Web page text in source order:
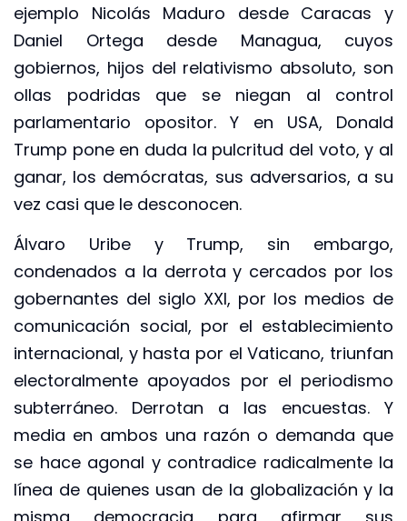
ejemplo Nicolás Maduro desde Caracas y
Daniel Ortega desde Managua, cuyos
gobiernos, hijos del relativismo absoluto, son
ollas podridas que se niegan al control
parlamentario opositor. Y en USA, Donald
Trump pone en duda la pulcritud del voto, y al
ganar, los demócratas, sus adversarios, a su
vez casi que le desconocen.
Álvaro Uribe y Trump, sin embargo,
condenados a la derrota y cercados por los
gobernantes del siglo XXI, por los medios de
comunicación social, por el establecimiento
internacional, y hasta por el Vaticano, triunfan
electoralmente apoyados por el periodismo
subterráneo. Derrotan a las encuestas. Y
media en ambos una razón o demanda que
se hace agonal y contradice radicalmente la
línea de quienes usan de la globalización y la